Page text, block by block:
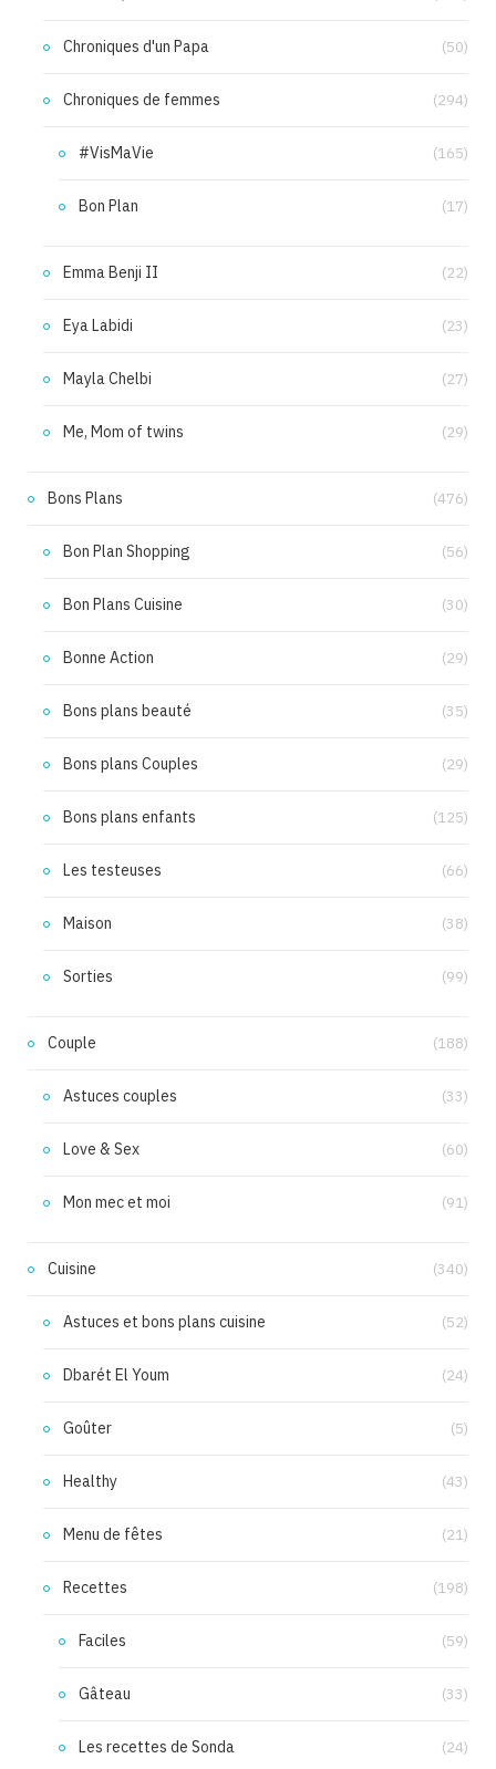
Chroniques d'un Papa (50)
Chroniques de femmes (294)
#VisMaVie (165)
Bon Plan (17)
Emma Benji II (22)
Eya Labidi (23)
Mayla Chelbi (27)
Me, Mom of twins (29)
Bons Plans (476)
Bon Plan Shopping (56)
Bon Plans Cuisine (30)
Bonne Action (29)
Bons plans beauté (35)
Bons plans Couples (29)
Bons plans enfants (125)
Les testeuses (66)
Maison (38)
Sorties (99)
Couple (188)
Astuces couples (33)
Love & Sex (60)
Mon mec et moi (91)
Cuisine (340)
Astuces et bons plans cuisine (52)
Dbarét El Youm (24)
Goûter (5)
Healthy (43)
Menu de fêtes (21)
Recettes (198)
Faciles (59)
Gâteau (33)
Les recettes de Sonda (24)